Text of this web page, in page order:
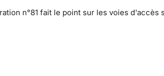
n°81 fait le point sur les voies d'accès